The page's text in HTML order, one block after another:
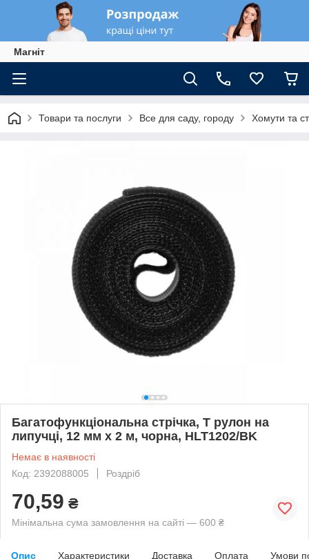
Магніт
Товари та послуги Все для саду, городу Хомути та
Багатофункціональна стрічка, Т рулон на
липучці, 12 мм х 2 м, чорна, HLT1202/BK
Немає в наявності
Код: 2392088005
Роздріб
70,59 ₴
Мінімальна сума замовлення на сайті — 600 ₴
Опис Характеристики Доставка Оплата Умови